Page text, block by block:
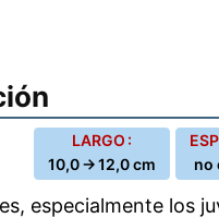
LARGO :
10,0 → 12,0 cm
no
especialmente los